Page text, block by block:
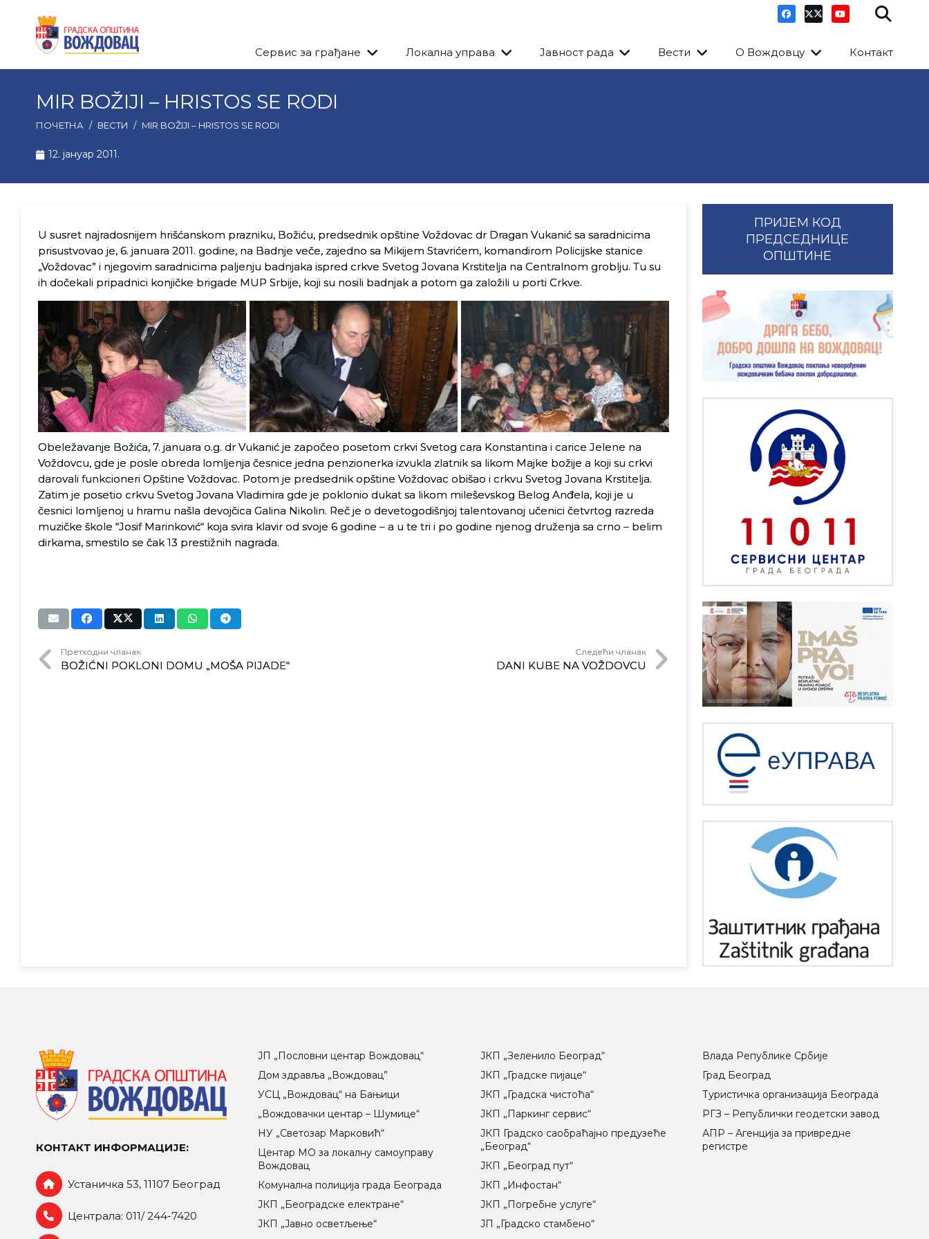
Сервис за грађане Локална управа Јавност рада Вести О Вождовцу Контакт
MIR BOŽIJI – HRISTOS SE RODI
ПОЧЕТНА / ВЕСТИ / MIR BOŽIJI – HRISTOS SE RODI
12. јануар 2011.
U susret najradosnijem hrišćanskom prazniku, Božiću, predsednik opštine Voždovac dr Dragan Vukanić sa saradnicima
prisustvovao je, 6. januara 2011. godine, na Badnje veče, zajedno sa Mikijem Stavrićem, komandirom Policijske stanice
„Voždovac” i njegovim saradnicima paljenju badnjaka ispred crkve Svetog Jovana Krstitelja na Centralnom groblju. Tu su
ih dočekali pripadnici konjičke brigade MUP Srbije, koji su nosili badnjak a potom ga založili u porti Crkve.
Obeležavanje Božića, 7. januara o.g. dr Vukanić je započeo posetom crkvi Svetog cara Konstantina i carice Jelene na
Voždovcu, gde je posle obreda lomljenja česnice jedna penzionerka izvukla zlatnik sa likom Majke božije a koji su crkvi
darovali funkcioneri Opštine Voždovac. Potom je predsednik opštine Voždovac obišao i crkvu Svetog Jovana Krstitelja.
Zatim je posetio crkvu Svetog Jovana Vladimira gde je poklonio dukat sa likom mileševskog Belog Anđela, koji je u
česnici lomljenoj u hramu našla devojčica Galina Nikolin. Reč je o devetogodišnjoj talentovanoj učenici četvrtog razreda
muzičke škole “Josif Marinković“ koja svira klavir od svoje 6 godine – a u te tri i po godine njenog druženja sa crno – belim
dirkama, smestilo se čak 13 prestižnih nagrada.
Претходни чланак
BOŽIĆNI POKLONI DOMU „MOŠA PIJADE“
Следећи чланак
DANI KUBE NA VOŽDOVCU
ПРИЈЕМ КОД
ПРЕДСЕДНИЦЕ
ОПШТИНЕ
КОНТАКТ ИНФОРМАЦИЈЕ:
Устаничка 53, 11107 Београд
Централа: 011/ 244-7420
ЈП „Пословни центар Вождовац“
Дом здравља „Вождовац”
УСЦ „Вождовац“ на Бањици
„Вождовачки центар – Шумице“
НУ „Светозар Марковић“
Центар МO за локалну самоуправу
Вождовац
Комунална полиција града Београда
ЈКП „Београдске електране“
ЈКП „Јавно осветљење“
ЈКП „Зеленило Београд“
ЈКП „Градске пијаце“
ЈКП „Градска чистоћа“
ЈКП „Паркинг сервис“
ЈКП Градско саобраћајно предузеће
„Београд“
ЈКП „Београд пут“
ЈКП „Инфостан“
ЈКП „Погребне услуге“
ЈП „Градско стамбено“
Влада Републике Србије
Град Београд
Туристичка организација Београда
РГЗ – Републички геодетски завод
АПР – Агенција за привредне
регистре